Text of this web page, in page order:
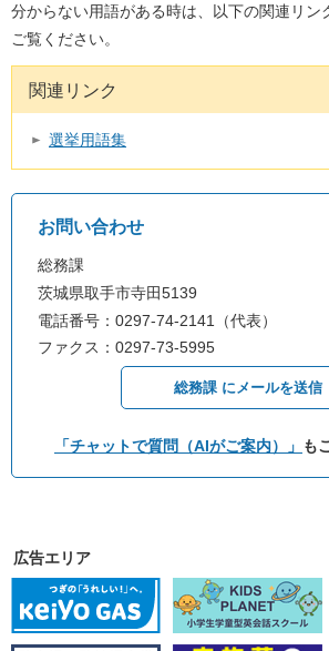
分からない用語がある時は、以下の関連リン
ご覧ください。
関連リンク
選挙用語集
お問い合わせ
総務課
茨城県取手市寺田5139
電話番号：0297-74-2141（代表）
ファクス：0297-73-5995
総務課 にメールを送信
「チャットで質問（AIがご案内）」 も
広告エリア